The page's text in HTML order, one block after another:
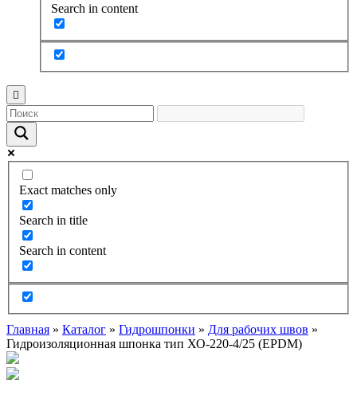
Search in content
Exact matches only
Search in title
Search in content
Главная » Каталог » Гидрошпонки » Для рабочих швов »
Гидроизоляционная шпонка тип ХО-220-4/25 (EPDM)